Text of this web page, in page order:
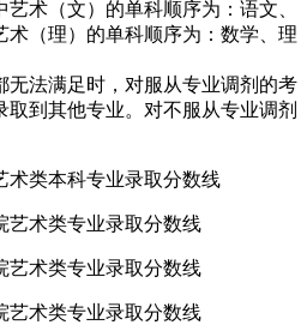
术（文）的单科顺序为：语文、
术（理）的单科顺序为：数学、理
无法满足时，对服从专业调剂的考
到其他专业。对不服从专业调剂
术类本科专业录取分数线